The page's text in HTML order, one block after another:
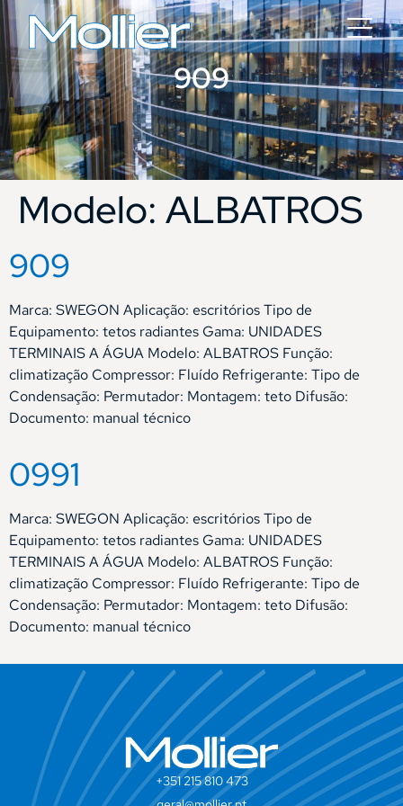
909
Modelo: ALBATROS
909
Marca: SWEGON Aplicação: escritórios Tipo de
Equipamento: tetos radiantes Gama: UNIDADES
TERMINAIS A ÁGUA Modelo: ALBATROS Função:
climatização Compressor: Fluído Refrigerante: Tipo de
Condensação: Permutador: Montagem: teto Difusão:
Documento: manual técnico
0991
Marca: SWEGON Aplicação: escritórios Tipo de
Equipamento: tetos radiantes Gama: UNIDADES
TERMINAIS A ÁGUA Modelo: ALBATROS Função:
climatização Compressor: Fluído Refrigerante: Tipo de
Condensação: Permutador: Montagem: teto Difusão:
Documento: manual técnico
+351 215 810 473